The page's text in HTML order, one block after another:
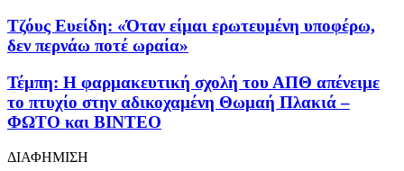
Τζόυς Ευείδη: «Όταν είμαι ερωτευμένη υποφέρω,
δεν περνάω ποτέ ωραία»
Τέμπη: Η φαρμακευτική σχολή του ΑΠΘ απένειμε
το πτυχίο στην αδικοχαμένη Θωμαή Πλακιά –
ΦΩΤΟ και ΒΙΝΤΕΟ
ΔΙΑΦΗΜΙΣΗ